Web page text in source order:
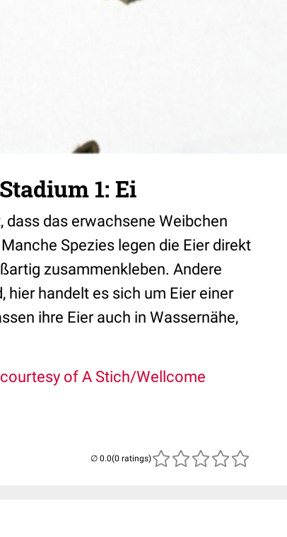
1: Ei
das erwachsene Weibchen
Spezies legen die Eier direkt
zusammenkleben. Andere
hier handelt es sich um Eier einer
ihre Eier auch in Wassernähe,
of A Stich/Wellcome
(0 ratings)